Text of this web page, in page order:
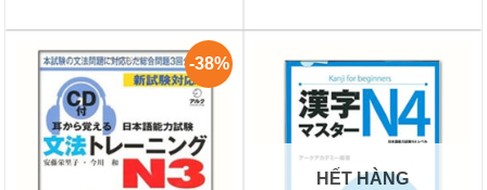
giá
-38%
HẾT HÀNG